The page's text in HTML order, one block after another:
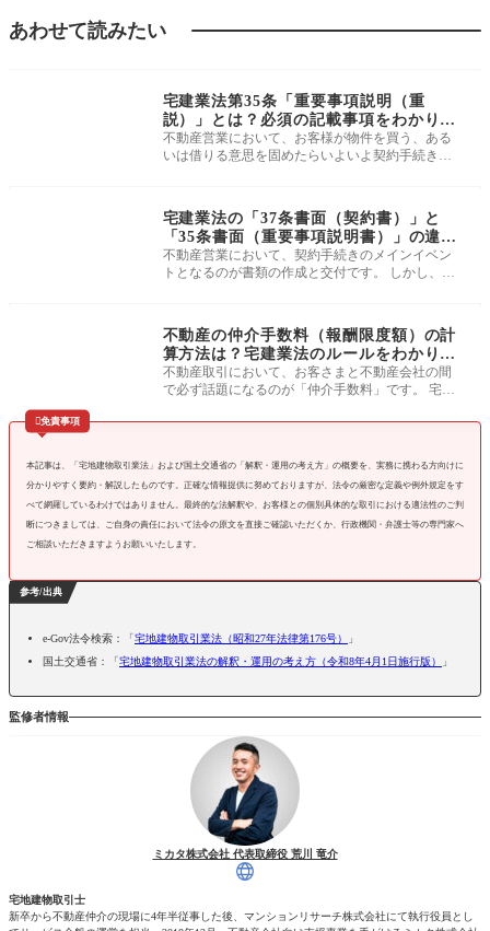
あわせて読みたい
宅建業法第35条「重要事項説明（重
説）」とは？必須の記載事項をわかりや
すく解説
不動産営業において、お客様が物件を買う、ある
いは借りる意思を固めたらいよいよ契約手続きに
宅建業法の「37条書面（契約書）」と
「35条書面（重要事項説明書）」の違い
とは？
不動産営業において、契約手続きのメインイベン
トとなるのが書類の作成と交付です。 しかし、実
不動産の仲介手数料（報酬限度額）の計
算方法は？宅建業法のルールをわかりや
すく解説
不動産取引において、お客さまと不動産会社の間
で必ず話題になるのが「仲介手数料」です。 宅建
免責事項
本記事は、「宅地建物取引業法」および国土交通省の「解釈・運用の考え方」の概要を、実務に携わる方向けに
分かりやすく要約・解説したものです。正確な情報提供に努めておりますが、法令の厳密な定義や例外規定をす
べて網羅しているわけではありません。最終的な法解釈や、お客様との個別具体的な取引における適法性のご判
断につきましては、ご自身の責任において法令の原文を直接ご確認いただくか、行政機関・弁護士等の専門家へ
ご相談いただきますようお願いいたします。
参考/出典
e-Gov法令検索：「宅地建物取引業法（昭和27年法律第176号）
」
国土交通省：「宅地建物取引業法の解釈・運用の考え方（令和8年4月1日施行版） 」
監修者情報
ミカタ株式会社 代表取締役 荒川 竜介
宅地建物取引士
新卒から不動産仲介の現場に4年半従事した後、マンションリサーチ株式会社にて執行役員とし